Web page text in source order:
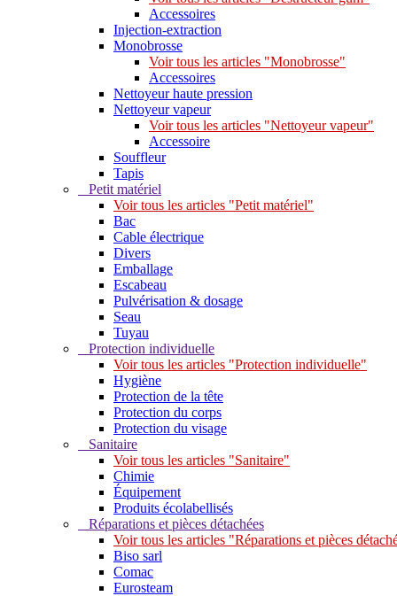
Accessoires
Injection-extraction
Monobrosse
Voir tous les articles "Monobrosse"
Accessoires
Nettoyeur haute pression
Nettoyeur vapeur
Voir tous les articles "Nettoyeur vapeur"
Accessoire
Souffleur
Tapis
Petit matériel
Voir tous les articles "Petit matériel"
Bac
Cable électrique
Divers
Emballage
Escabeau
Pulvérisation & dosage
Seau
Tuyau
Protection individuelle
Voir tous les articles "Protection individuelle"
Hygiène
Protection de la tête
Protection du corps
Protection du visage
Sanitaire
Voir tous les articles "Sanitaire"
Chimie
Équipement
Produits écolabellisés
Réparations et pièces détachées
Voir tous les articles "Réparations et pièces
Biso sarl
Comac
Eurosteam